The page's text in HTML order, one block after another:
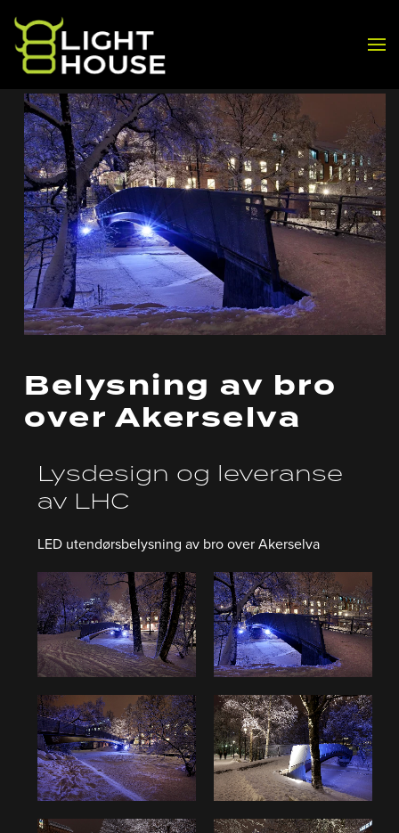
Skip to main content
Belysning av bro
over Akerselva
Lysdesign og leveranse
av LHC
LED utendørsbelysning av bro over Akerselva